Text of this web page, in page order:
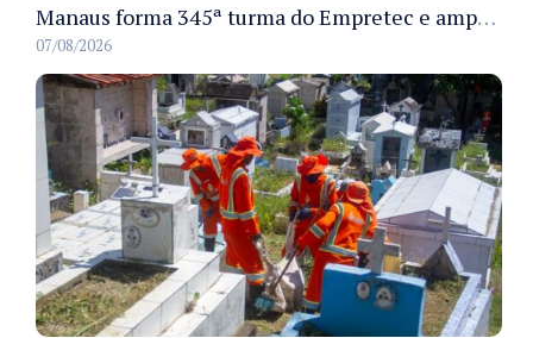
Manaus forma 345ª turma do Empretec e amplia qualificação de empreendedores na cidade
07/08/2026